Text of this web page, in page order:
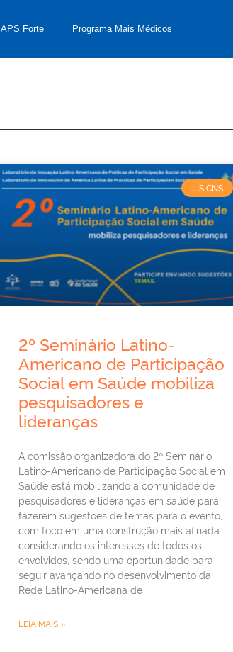
APS Forte Programa Mais Médicos
LIS CNS
2º Seminário Latino-
Americano de Participação
Social em Saúde mobiliza
pesquisadores e
lideranças
A comissão organizadora do 2º Seminário
Latino-Americano de Participação Social em
Saúde está mobilizando a comunidade de
pesquisadores e lideranças em saúde para
fazerem sugestões de temas para o evento,
com foco em uma construção mais afinada
considerando os interesses de todos os
envolvidos, sendo uma oportunidade para
seguir avançando no desenvolvimento da
Rede Latino-Americana de
LEIA MAIS »